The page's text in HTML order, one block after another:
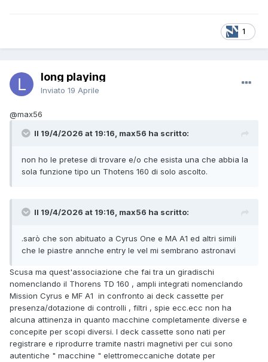
1
long playing
Inviato 19 Aprile
@max56
Il 19/4/2026 at 19:16, max56 ha scritto:
non ho le pretese di trovare e/o che esista una che abbia la
sola funzione tipo un Thotens 160 di solo ascolto.
Il 19/4/2026 at 19:16, max56 ha scritto:
.sarò che son abituato a Cyrus One e MA A1 ed altri simili
che le piastre annche entry le vel mi sembrano astronavi
Scusa ma quest'associazione che fai tra un giradischi
nomenclando il Thorens TD 160 , ampli integrati nomenclando
Mission Cyrus e MF A1 in confronto ai deck cassette per
presenza/dotazione di controlli , filtri , spie ecc.ecc non ha
alcuna attinenza in quanto macchine completamente diverse e
concepite per scopi diversi. I deck cassette sono nati per
registrare e riprodurre tramite nastri magnetivi per cui sono
autentiche " macchine " elettromeccaniche dotate per